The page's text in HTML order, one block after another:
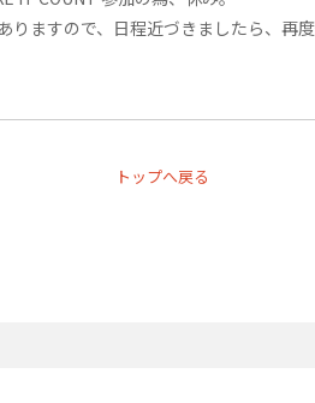
ますので、日程近づきましたら、再度
トップへ戻る